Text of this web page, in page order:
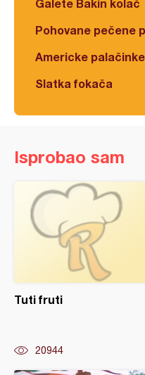
Galete Bakin kolač
Pohovane pečene
Americke palačinke
Slatka fokača
Isprobao sam
Tuti fruti
20944